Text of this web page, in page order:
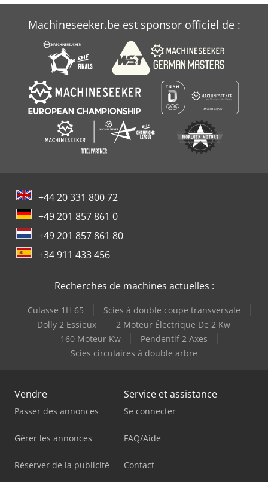
Machineseeker.be est sponsor officiel de :
+44 20 331 800 72
+49 201 857 861 0
+49 201 857 861 80
+34 911 433 456
Recherches de machines actuelles :
Culasse 1H 65
Scies à double coupe transversale
Dolly 2 Essieux
2 Moteur Électrique De 2 Kw
160 Moteur Kw
Pendentif 2 Axes
Scies circulaires à double arbre
Vendre
Passer des annonces
Gérer les annonces
Réserver de la publicité
Service et assistance
Se connecter
FAQ/Aide
Contact